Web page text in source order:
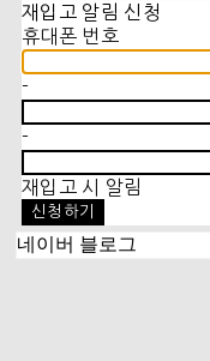
재입고 알림 신청
휴대폰 번호
-
-
재입고 시 알림
신청하기
네이버 블로그